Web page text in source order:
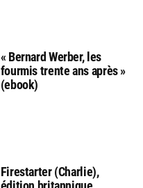
« Bernard Werber, les
fourmis trente ans après »
(ebook)
Firestarter (Charlie),